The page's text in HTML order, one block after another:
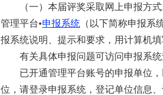
（一）本届评奖采取网上申报方式
管理平台•申报系统 （以下简称申报
报系统说明、提示和要求，用计算机填
有关具体申报问题可访问申报系统
已开通管理平台账号的申报单位，
位，请登录申报系统，登记单位信息